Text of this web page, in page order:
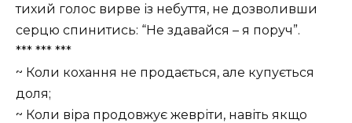
тихий голос вирве із небуття, не дозволивши
серцю спинитись: “Не здавайся – я поруч”.
*** *** ***
~ Коли кохання не продається, але купується
доля;
~ Коли віра продовжує жевріти, навіть якщо